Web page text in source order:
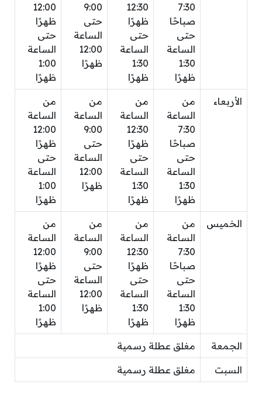
7:30
صباحًا
حتى
الساعة
1:30
ظهرًا
12:30
ظهرًا
حتى
الساعة
1:30
ظهرًا
9:00
حتى
الساعة
12:00
ظهرًا
12:00
ظهرًا
حتى
الساعة
1:00
ظهرًا
الأربعاء
من
الساعة
7:30
صباحًا
حتى
الساعة
1:30
ظهرًا
من
الساعة
12:30
ظهرًا
حتى
الساعة
1:30
ظهرًا
من
الساعة
9:00
حتى
الساعة
12:00
ظهرًا
من
الساعة
12:00
ظهرًا
حتى
الساعة
1:00
ظهرًا
الخميس
من
الساعة
7:30
صباحًا
حتى
الساعة
1:30
ظهرًا
من
الساعة
12:30
ظهرًا
حتى
الساعة
1:30
ظهرًا
من
الساعة
9:00
حتى
الساعة
12:00
ظهرًا
من
الساعة
12:00
ظهرًا
حتى
الساعة
1:00
ظهرًا
الجمعة مغلق عطلة رسمية
السبت مغلق عطلة رسمية